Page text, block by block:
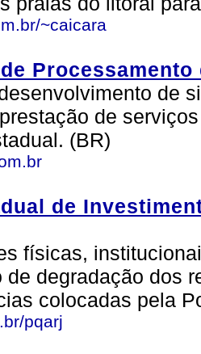
~caicara
de
de
de
(BR)
de
físicas,
de degradação dos
colocadas pela
pqarj